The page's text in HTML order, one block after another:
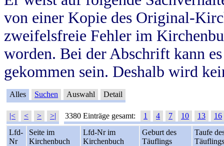
von einer Kopie des Original-
zweifelsfreie Fehler im
worden. Bei der Abschrift kann
gekommen sein. Deshalb wird
Alles Suchen Auswahl Detail
|< < > >| 3380 Einträge gesamt: 1 4 7 10 13
16
Lfd-
Nr
Seite im
Kirchenbuch
Lfd-Nr im
Kirchenbuch
Geburt des
Täuflings
Taufe
Täuflings